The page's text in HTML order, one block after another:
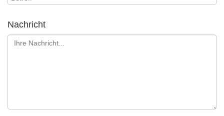
Nachricht